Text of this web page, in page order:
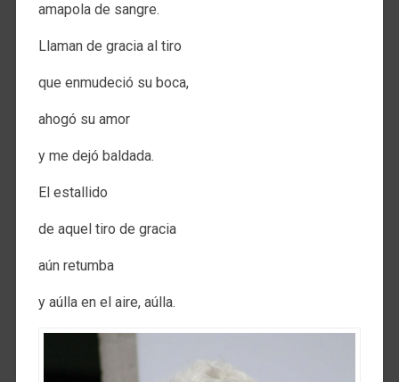
amapola de sangre.
Llaman de gracia al tiro
que enmudeció su boca,
ahogó su amor
y me dejó baldada.
El estallido
de aquel tiro de gracia
aún retumba
y aúlla en el aire, aúlla.